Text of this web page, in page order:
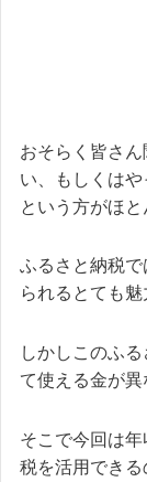
おそらく皆さ
い、もしくは
という方がほと
ふるさと納税
られるとても魅
しかしこのふ
て使える金が異
そこで今回は
税を活用でき